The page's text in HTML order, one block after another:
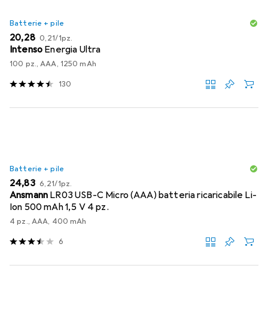
Batterie + pile
EUR
20,28 EUR
0,21/1pz.
Intenso Energia Ultra
100 pz., AAA, 1250 mAh
130
Batterie + pile
EUR
24,83 EUR
6,21/1pz.
Ansmann LR03 USB-C Micro (AAA) batteria ricaricabile Li-
Ion 500 mAh 1,5 V 4 pz.
4 pz., AAA, 400 mAh
6